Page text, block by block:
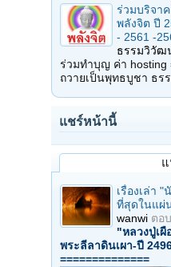
ร่วมบริจา
พลังจิต ปี
- 2561 -
ธรรมวิวัฒ
ร่วมทำบุญ ค่า hosting
ถวายเป็นพุทธบูชา ธร
แชร์หน้านี้
เรื่องเล่า
ที่สุดในแผ่
wanwi ตอบ
"หลวงปู่เผื
พระลีลาดินเผา-ปี
==============